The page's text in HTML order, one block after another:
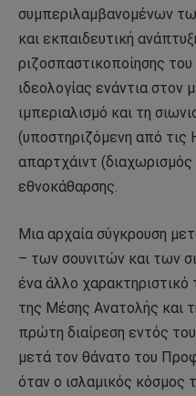
συμπεριλαμβανομένων
και εκπαιδευτική
ριζοσπαστικοποίησης
ιδεολογίας ενάντια στον
ιμπεριαλισμό και τη
(υποστηριζόμενη από τις
απαρτχάιντ (διαχωρισμός
εθνοκάθαρσης.
Μια αρχαία σύγκρουση
– των σουνιτών και των
ένα άλλο χαρακτηριστικό
της Μέσης Ανατολής και
πρώτη διαίρεση εντός
μετά τον θάνατο του
όταν ο ισλαμικός